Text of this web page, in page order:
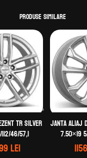
Produse similare
TR silver
46/57,1
lei
Janta aliaj
7.50×19